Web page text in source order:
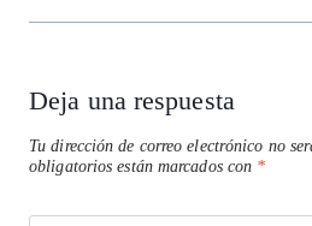
Deja una respuesta
Tu dirección de correo electrónico no
obligatorios están marcados con *